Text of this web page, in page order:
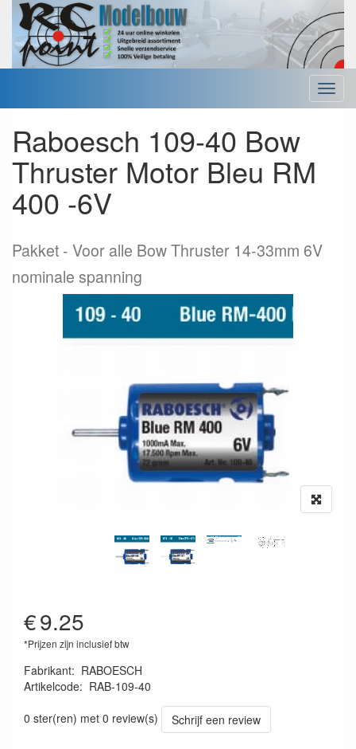
Menu
Raboesch 109-40 Bow
Thruster Motor Bleu RM
400 -6V
Pakket
Voor alle Bow Thruster 14-33mm 6V
nominale spanning
€9.25
*Prijzen zijn inclusief btw
Fabrikant: RABOESCH
Artikelcode: RAB-109-40
0 ster(ren) met 0 review(s)
Schrijf een review